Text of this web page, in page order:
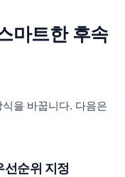
마트한 후속
을 바꿉니다. 다음은
선순위 지정